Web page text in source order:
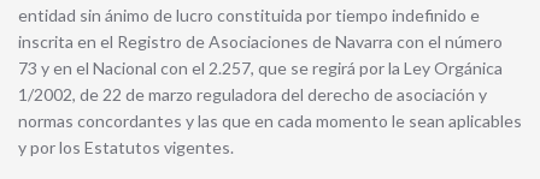
entidad sin ánimo de lucro constituida por tiempo indefinido e
inscrita en el Registro de Asociaciones de Navarra con el número
73 y en el Nacional con el 2.257, que se regirá por la Ley Orgánica
1/2002, de 22 de marzo reguladora del derecho de asociación y
normas concordantes y las que en cada momento le sean aplicables
y por los Estatutos vigentes.